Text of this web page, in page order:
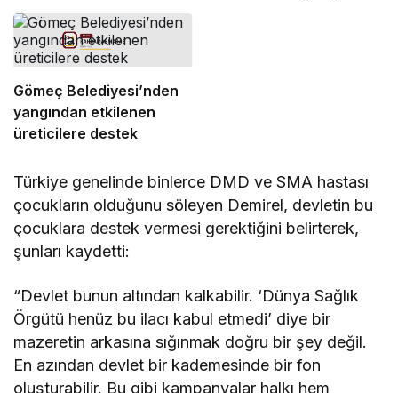
Gömeç Belediyesi’nden
yangından etkilenen
üreticilere destek
Türkiye genelinde binlerce DMD ve SMA hastası
çocukların olduğunu söleyen Demirel, devletin bu
çocuklara destek vermesi gerektiğini belirterek,
şunları kaydetti:
“Devlet bunun altından kalkabilir. ‘Dünya Sağlık
Örgütü henüz bu ilacı kabul etmedi’ diye bir
mazeretin arkasına sığınmak doğru bir şey değil.
En azından devlet bir kademesinde bir fon
oluşturabilir. Bu gibi kampanyalar halkı hem